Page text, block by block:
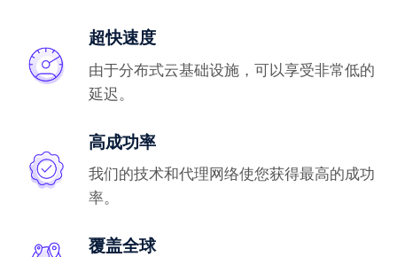
超快速度
由于分布式云基础设施，可以享受非常低的
延迟。
高成功率
我们的技术和代理网络使您获得最高的成功
率。
覆盖全球